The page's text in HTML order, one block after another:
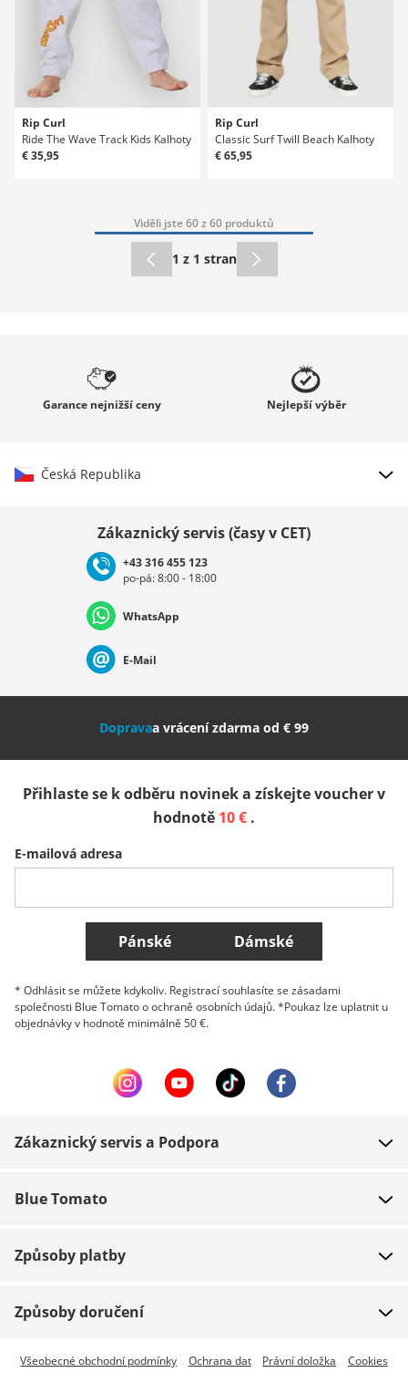
Rip Curl
Ride The Wave Track Kids Kalhoty
€ 35,95
Rip Curl
Classic Surf Twill Beach Kalhoty
€ 65,95
Viděli jste 60 z 60 produktů
1 z 1 stran
Garance nejnižší ceny Nejlepšívýběr
Česká Republika
Deutschland Österreich
Nederland Italia (Italiano) Italien (Deutsch)
Slovenija
Belgique (Français) Danmark Norge
Všechny země
Zákaznický servis (časy v CET)
+43 316 455 123
po-pá: 8:00 - 18:00
WhatsApp
E-Mail
Dopravaa vrácení zdarma od € 99
Přihlaste se k odběru novinek a získejte voucher v
hodnotě 10 € .
E-mailová adresa
Pánské Dámské
* Odhlásit se můžete kdykoliv. Registrací souhlasíte se zásadami
společnosti Blue Tomato o ochraně osobních údajů. *Poukaz lze uplatnit u
objednávky v hodnotě minimálně 50 €.
Zákaznický servis a Podpora
Platba
Navrácení zboží
Sledování zásilky
Blue Tomato
Práce
Blue World
Způsoby platby
Způsoby doručení
Expresní doručení je dostupné
Všeobecné obchodní podmínky Ochrana dat Právní doložka Cookies